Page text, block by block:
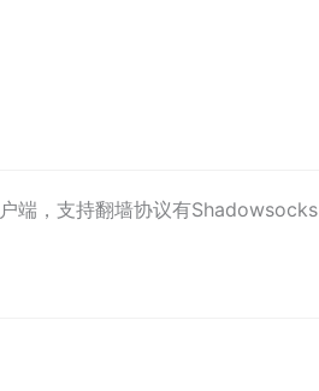
端，支持翻墙协议有Shadowsocks